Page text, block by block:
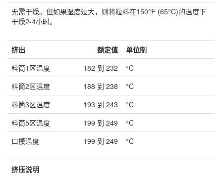
无需干燥。但如果湿度过大，则将粒料在150°F (65°C)的温度下
干燥2-4小时。
挤出 额定值
单位制
料筒1区温度
182 到 232
°C
料筒2区温度
188 到 238
°C
料筒3区温度
193 到 243
°C
料筒5区温度
199 到 249
°C
口模温度
199 到 249 °C
挤压说明